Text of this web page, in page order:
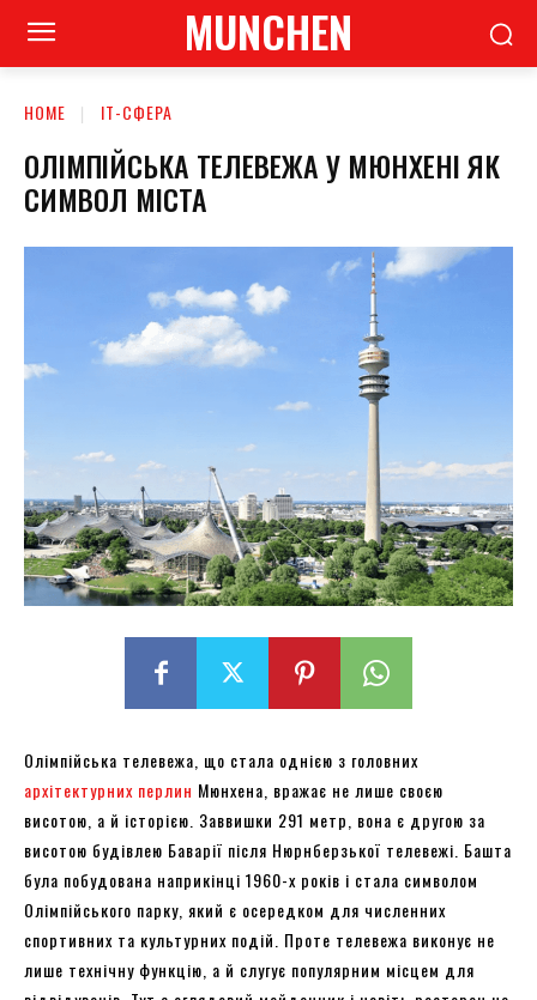
MUNCHEN
HOME ІТ-СФЕРА
ОЛІМПІЙСЬКА ТЕЛЕВЕЖА У МЮНХЕНІ ЯК
СИМВОЛ МІСТА
Олімпійська телевежа, що стала однією з головних
архітектурних перлин Мюнхена, вражає не лише своєю
висотою, а й історією. Заввишки 291 метр, вона є другою за
висотою будівлею Баварії після Нюрнберзької телевежі. Башта
була побудована наприкінці 1960-х років і стала символом
Олімпійського парку, який є осередком для численних
спортивних та культурних подій. Проте телевежа виконує не
лише технічну функцію, а й слугує популярним місцем для